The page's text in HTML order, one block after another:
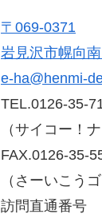
〒069-0371
岩見沢市幌向
e-ha@henmi-
TEL.0126-35-
（サイコー！
FAX.0126-35-
（さーいこう
訪問直通番号